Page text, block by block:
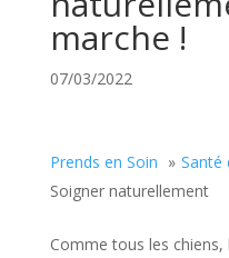
marche !
07/03/2022
Prends en Soin Santé
Soigner naturellement
Comme tous les